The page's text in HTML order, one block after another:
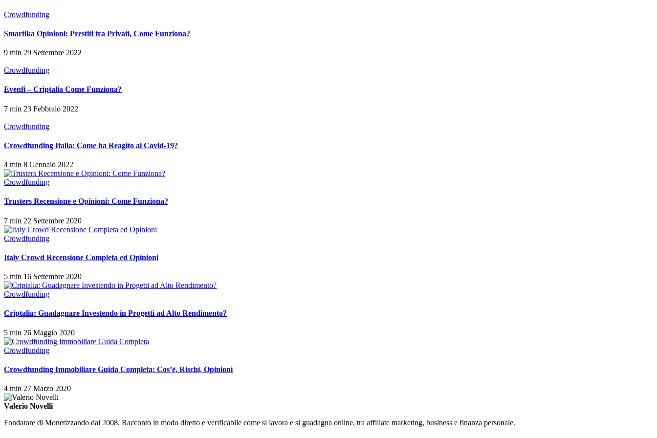
Crowdfunding
Smartika Opinioni: Prestiti tra Privati, Come Funziona?
9 min 29 Settembre 2022
Crowdfunding
Evenfi – Criptalia Come Funziona?
7 min 23 Febbraio 2022
Crowdfunding
Crowdfunding Italia: Come ha Reagito al Covid-19?
4 min 8 Gennaio 2022
Crowdfunding
Trusters Recensione e Opinioni: Come Funziona?
7 min 22 Settembre 2020
Crowdfunding
Italy Crowd Recensione Completa ed Opinioni
5 min 16 Settembre 2020
Crowdfunding
Criptalia: Guadagnare Investendo in Progetti ad Alto Rendimento?
5 min 26 Maggio 2020
Crowdfunding
Crowdfunding Immobiliare Guida Completa: Cos’è, Rischi, Opinioni
4 min 27 Marzo 2020
Valerio Novelli
Fondatore di Monetizzando dal 2008. Racconto in modo diretto e verificabile come si lavora e si guadagna online, tra affiliate marketing, business e finanza personale.